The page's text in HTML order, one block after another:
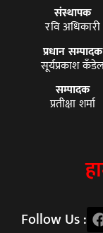
संस्थापक
रवि अधिकारी
प्रधान सम्पादक
सूर्यप्रकाश
सम्पादक
प्रतीक्षा शर्मा
Follow Us :